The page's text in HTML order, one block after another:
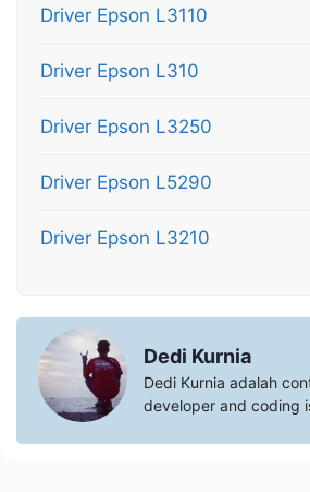
Driver Epson L3110
Driver Epson L310
Driver Epson L3250
Driver Epson L5290
Driver Epson L3210
Dedi Kurnia
Dedi Kurnia adalah
developer and coding